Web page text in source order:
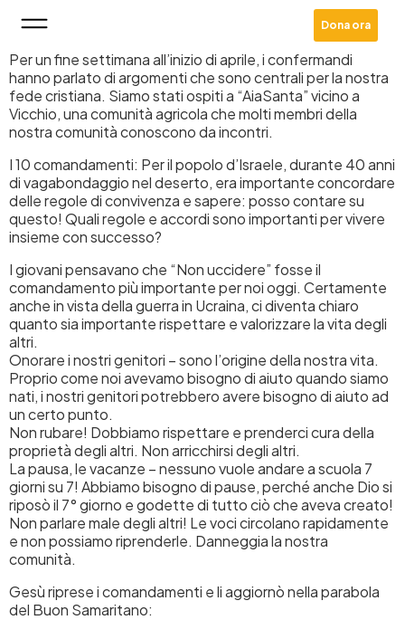
Dona ora
Per un fine settimana all’inizio di aprile, i confermandi
hanno parlato di argomenti che sono centrali per la nostra
fede cristiana. Siamo stati ospiti a “AiaSanta” vicino a
Vicchio, una comunità agricola che molti membri della
nostra comunità conoscono da incontri.
I 10 comandamenti: Per il popolo d’Israele, durante 40 anni
di vagabondaggio nel deserto, era importante concordare
delle regole di convivenza e sapere: posso contare su
questo! Quali regole e accordi sono importanti per vivere
insieme con successo?
I giovani pensavano che “Non uccidere” fosse il
comandamento più importante per noi oggi. Certamente
anche in vista della guerra in Ucraina, ci diventa chiaro
quanto sia importante rispettare e valorizzare la vita degli
altri.
Onorare i nostri genitori – sono l’origine della nostra vita.
Proprio come noi avevamo bisogno di aiuto quando siamo
nati, i nostri genitori potrebbero avere bisogno di aiuto ad
un certo punto.
Non rubare! Dobbiamo rispettare e prenderci cura della
proprietà degli altri. Non arricchirsi degli altri.
La pausa, le vacanze – nessuno vuole andare a scuola 7
giorni su 7! Abbiamo bisogno di pause, perché anche Dio si
riposò il 7° giorno e godette di tutto ciò che aveva creato!
Non parlare male degli altri! Le voci circolano rapidamente
e non possiamo riprenderle. Danneggia la nostra
comunità.
Gesù riprese i comandamenti e li aggiornò nella parabola
del Buon Samaritano: